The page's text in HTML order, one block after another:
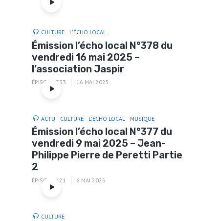
CULTURE L'ÉCHO LOCAL
Émission l’écho local N°378 du
vendredi 16 mai 2025 –
l’association Jaspir
ÉPISODE 333 16 MAI 2025
ACTU CULTURE L'ÉCHO LOCAL MUSIQUE
Émission l’écho local N°377 du
vendredi 9 mai 2025 – Jean-
Philippe Pierre de Peretti Partie
2
ÉPISODE 421 6 MAI 2025
CULTURE